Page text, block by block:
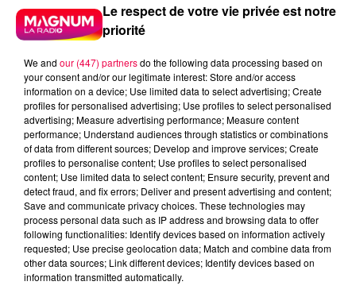
Flash infos
Crédit :Flash infos
Le respect de votre vie privée est notre
priorité
We and our (447) partnersdo the following data processing based on
your consent and/or our legitimate interest: Store and/or access
information on a device; Use limited data to select advertising; Create
profiles for personalised advertising; Use profiles to select personalised
advertising; Measure advertising performance; Measure content
performance; Understand audiences through statistics or combinations
of data from different sources; Develop and improve services; Create
profiles to personalise content; Use profiles to select personalised
content; Use limited data to select content; Ensure security, prevent and
detect fraud, and fix errors; Deliver and present advertising and content;
Save and communicate privacy choices. These technologies may
process personal data such as IP address and browsing data to offer
following functionalities: Identify devices based on information actively
requested; Use precise geolocation data; Match and combine data from
other data sources; Link different devices; Identify devices based on
information transmitted automatically.